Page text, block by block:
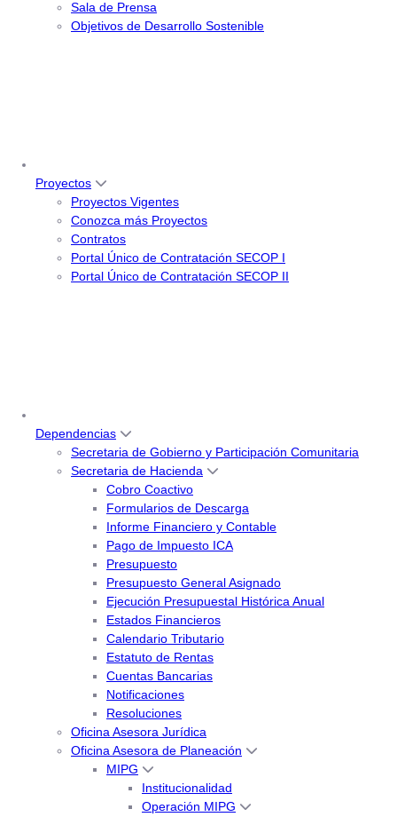
Sala de Prensa
Objetivos de Desarrollo Sostenible
Proyectos
Proyectos Vigentes
Conozca más Proyectos
Contratos
Portal Único de Contratación SECOP I
Portal Único de Contratación SECOP II
Dependencias
Secretaria de Gobierno y Participación Comunitaria
Secretaria de Hacienda
Cobro Coactivo
Formularios de Descarga
Informe Financiero y Contable
Pago de Impuesto ICA
Presupuesto
Presupuesto General Asignado
Ejecución Presupuestal Histórica Anual
Estados Financieros
Calendario Tributario
Estatuto de Rentas
Cuentas Bancarias
Notificaciones
Resoluciones
Oficina Asesora Jurídica
Oficina Asesora de Planeación
MIPG
Institucionalidad
Operación MIPG